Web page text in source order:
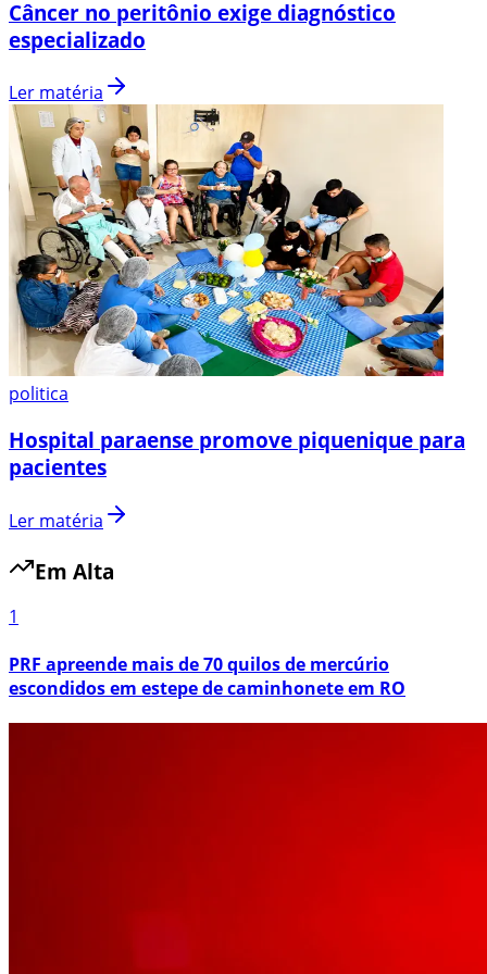
Câncer no peritônio exige diagnóstico
especializado
Ler matéria
politica
Hospital paraense promove piquenique para
pacientes
Ler matéria
Em Alta
1
PRF apreende mais de 70 quilos de mercúrio
escondidos em estepe de caminhonete em RO